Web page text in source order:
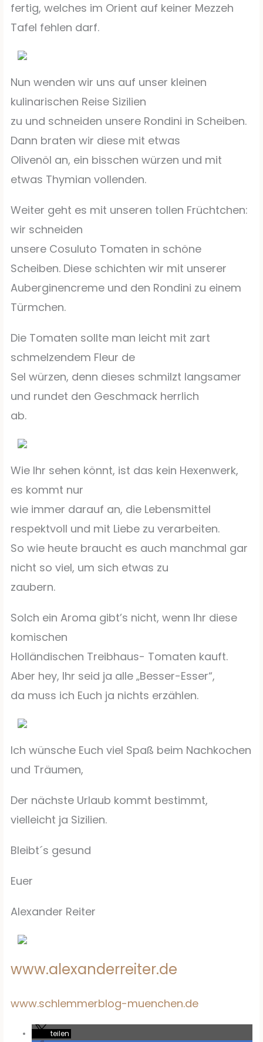
fertig, welches im Orient auf keiner Mezzeh
Tafel fehlen darf.
Nun wenden wir uns auf unser kleinen
kulinarischen Reise Sizilien
zu und schneiden unsere Rondini in Scheiben.
Dann braten wir diese mit etwas
Olivenöl an, ein bisschen würzen und mit
etwas Thymian vollenden.
Weiter geht es mit unseren tollen Früchtchen:
wir schneiden
unsere Cosuluto Tomaten in schöne
Scheiben. Diese schichten wir mit unserer
Auberginencreme und den Rondini zu einem
Türmchen.
Die Tomaten sollte man leicht mit zart
schmelzendem Fleur de
Sel würzen, denn dieses schmilzt langsamer
und rundet den Geschmack herrlich
ab.
Wie Ihr sehen könnt, ist das kein Hexenwerk,
es kommt nur
wie immer darauf an, die Lebensmittel
respektvoll und mit Liebe zu verarbeiten.
So wie heute braucht es auch manchmal gar
nicht so viel, um sich etwas zu
zaubern.
Solch ein Aroma gibt’s nicht, wenn Ihr diese
komischen
Holländischen Treibhaus- Tomaten kauft.
Aber hey, Ihr seid ja alle „Besser-Esser“,
da muss ich Euch ja nichts erzählen.
Ich wünsche Euch viel Spaß beim Nachkochen
und Träumen,
Der nächste Urlaub kommt bestimmt,
vielleicht ja Sizilien.
Bleibt´s gesund
Euer
Alexander Reiter
www.alexanderreiter.de
www.schlemmerblog-muenchen.de
teilen